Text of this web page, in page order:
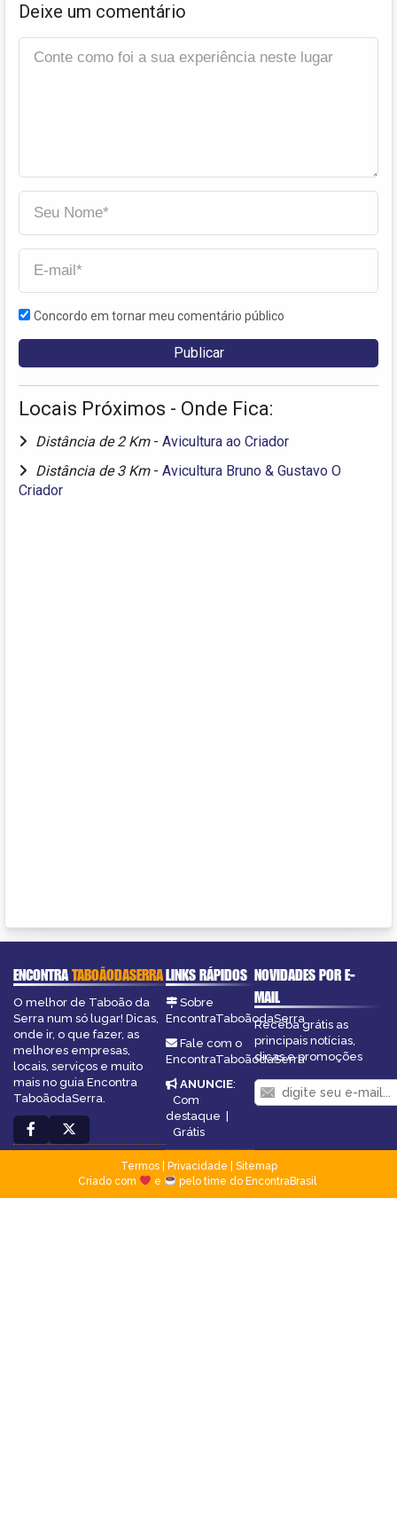
Deixe um comentário
Concordo em tornar meu comentário público
Locais Próximos - Onde Fica:
Distância de 2 Km - Avicultura ao Criador
Distância de 3 Km - Avicultura Bruno & Gustavo O
Criador
ENCONTRATABOÃODASERRA
O melhor de Taboão da
Serra num só lugar! Dicas,
onde ir, o que fazer, as
melhores empresas,
locais, serviços e muito
mais no guia Encontra
TaboãodaSerra.
LINKS RÁPIDOS
Sobre
EncontraTaboãodaSerra
Fale com o
EncontraTaboãodaSerra
ANUNCIE:
Com
destaque
Grátis
NOVIDADES POR E-
MAIL
Receba grátis as
principais notícias,
dicas e promoções
Termos| Privacidade
Sitemap
Criado com
e pelo time do EncontraBrasil